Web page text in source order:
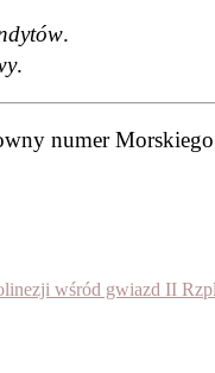
.
.
numer
wśród gwiazd II